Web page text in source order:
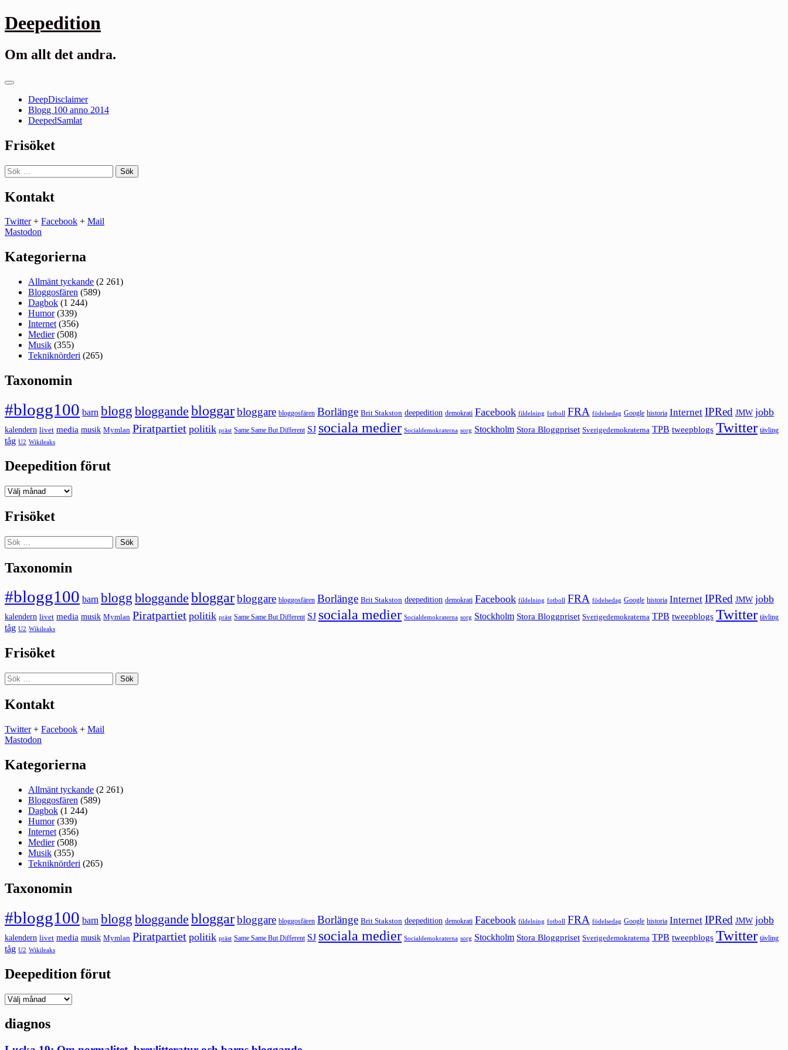
Gå
till
Deepedition
Om allt det andra.
Primär
DeepDisclaimer
Blogg 100 anno 2014
DeepedSamlat
Frisöket
Sök
efter:
Kontakt
Twitter+ Facebook + Mail
Mastodon
Kategorierna
Allmänt tyckande (2 261)
Bloggosfären (589)
Dagbok (1 244)
Humor(339)
Internet (356)
Medier(508)
Musik (355)
Tekniknörderi (265)
Taxonomin
#blogg100 barn blogg bloggande bloggarbloggare bloggosfären Borlänge Brit Stakston deepedition demokrati Facebook fildelning fotboll FRA födelsedag Google historia Internet IPRed JMW jobb
kalendern livet media musik Mymlan Piratpartiet politik präst Same Same But Different SJ sociala medier Socialdemokraterna sorg Stockholm Stora Bloggpriset Sverigedemokraterna TPB tweepblogs Twitter tävling
tåg U2 Wikileaks
Deepedition förut
Deepedition
Frisöket
Sök
efter:
Taxonomin
#blogg100 barn blogg bloggande bloggarbloggare bloggosfären Borlänge Brit Stakston deepedition demokrati Facebook fildelning fotboll FRA födelsedag Google historia Internet IPRed JMW jobb
kalendern livet media musik Mymlan Piratpartiet politik präst Same Same But Different SJ sociala medier Socialdemokraterna sorg Stockholm Stora Bloggpriset Sverigedemokraterna TPB tweepblogs Twitter tävling
tåg U2 Wikileaks
Frisöket
Sök
efter:
Kontakt
Twitter+ Facebook + Mail
Mastodon
Kategorierna
Allmänt tyckande (2 261)
Bloggosfären (589)
Dagbok (1 244)
Humor(339)
Internet (356)
Medier(508)
Musik (355)
Tekniknörderi (265)
Taxonomin
#blogg100 barn blogg bloggande bloggarbloggare bloggosfären Borlänge Brit Stakston deepedition demokrati Facebook fildelning fotboll FRA födelsedag Google historia Internet IPRed JMW jobb
kalendern livet media musik Mymlan Piratpartiet politik präst Same Same But Different SJ sociala medier Socialdemokraterna sorg Stockholm Stora Bloggpriset Sverigedemokraterna TPB tweepblogs Twitter tävling
tåg U2 Wikileaks
Deepedition förut
Deepedition
diagnos